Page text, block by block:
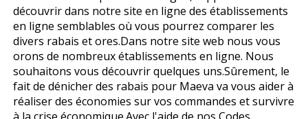
découvrir dans notre site en ligne des établissements
en ligne semblables où vous pourrez comparer les
divers rabais et offres.Dans notre site web nous vous
offrons de nombreux établissements en ligne. Nous
souhaitons vous découvrir quelques uns.Sûrement, le
fait de dénicher des rabais pour Maeva va vous aider à
réaliser des économies sur vos commandes et survivre